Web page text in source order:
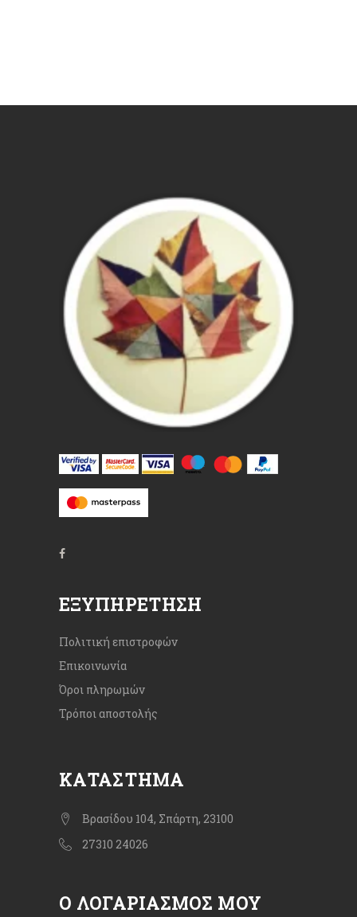
ΕΞΥΠΗΡΈΤΗΣΗ
Πολιτική επιστροφών
Επικοινωνία
Όροι πληρωμών
Τρόποι αποστολής
ΚΑΤΆΣΤΗΜΑ
Βρασίδου 104, Σπάρτη, 23100
27310 24026
Ο ΛΟΓΑΡΙΑΣΜΌΣ ΜΟΥ